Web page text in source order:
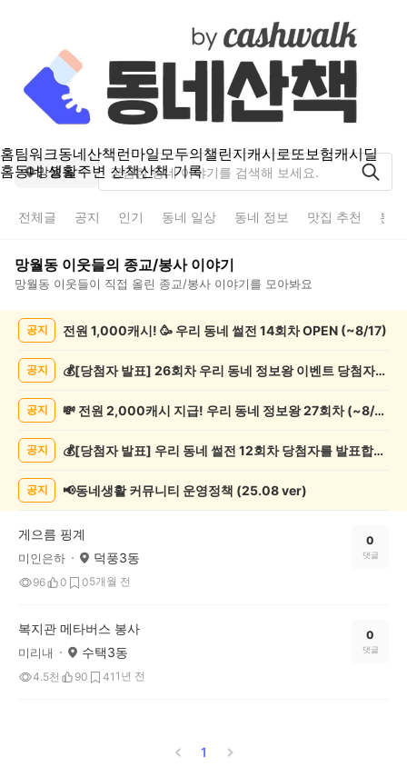
홈팀워크동네산책런마일모두의챌린지캐시로또보험캐시딜
홈동네 생활주변 산책산책 기록
망월동
전체글 공지 인기 동네 일상 동네 정보 맛집 추천 분
망월동 이웃들의 종교/봉사이야기
망월동 이웃들이 직접 올린 종교/봉사 이야기를 모아봐요
록
공지 전원 1,000캐시! 🥳 우리 동네 썰전 14회차 OPEN (~8/17)
공지 💰[당첨자 발표] 26회차 우리 동네 정보왕 이벤트 당첨자를 발표합니다!
공지 💸 전원 2,000캐시 지급! 우리 동네 정보왕 27회차 (~8/10)
공지 💰[당첨자 발표] 우리 동네 썰전 12회차 당첨자를 발표합니다!
공지 📢동네생활 커뮤니티 운영정책 (25.08 ver)
게으름 핑계
미인은하 덕풍3동
96 0 05개월 전
0
댓글
복지관 메타버스 봉사
미리내 수택3동
4.5천 90 41 1년 전
0
댓글
1